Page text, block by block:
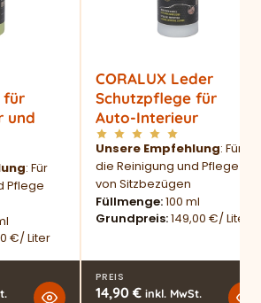
für
und
: Für
Pflege
€/ Liter
CORALUX Leder
Schutzpflege für
Auto-Interieur
Unsere Empfehlung: Für
die Reinigung und Pflege
von Sitzbezügen
Füllmenge 100 ml
Grundpreis 149,00 €/ Liter
PREIS
14,90 € inkl. MwSt.